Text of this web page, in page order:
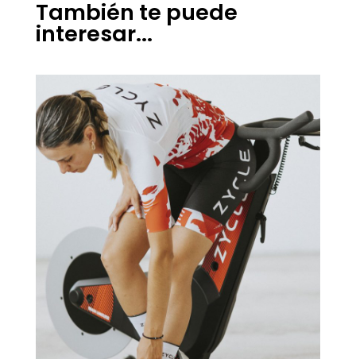
También te puede
interesar...